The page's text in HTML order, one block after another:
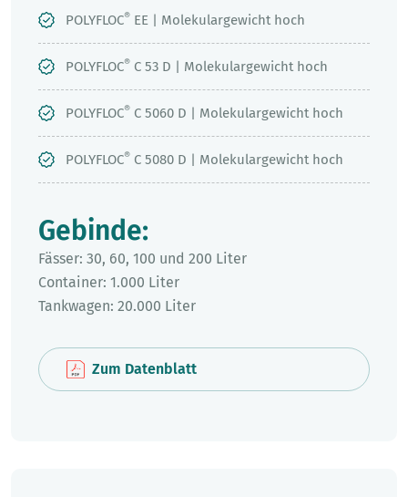
POLYFLOC® EE | Molekulargewicht hoch
POLYFLOC® C 53 D | Molekulargewicht hoch
POLYFLOC® C 5060 D | Molekulargewicht hoch
POLYFLOC® C 5080 D | Molekulargewicht hoch
Gebinde:
Fässer: 30, 60, 100 und 200 Liter
Container: 1.000 Liter
Tankwagen: 20.000 Liter
Zum Datenblatt